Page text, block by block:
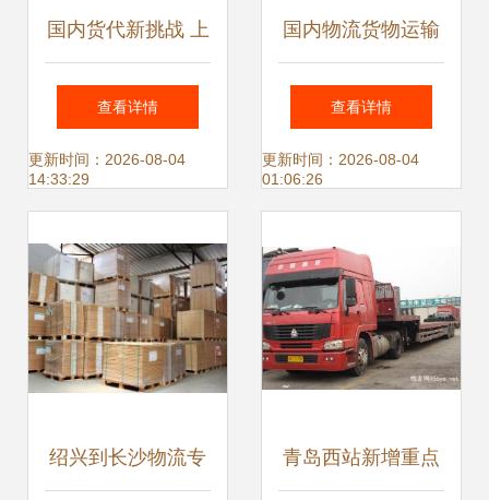
国内货代新挑战 上
海海运货代公司如
何灵活应对市场变
查看详情
更新时间：2026-08-04
14:33:29
国内物流货物运输
公路运输托运服务
与运输代理详解
查看详情
更新时间：2026-08-04
01:06:26
绍兴到长沙物流专 青岛西站新增重点